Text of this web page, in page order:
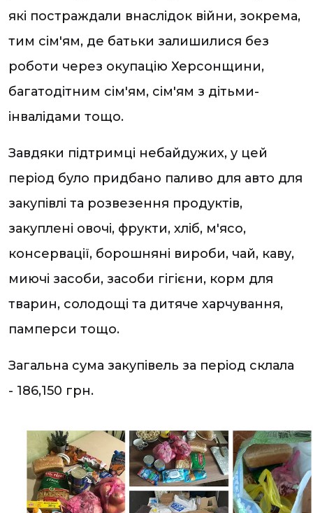
які постраждали внаслідок війни, зокрема,
тим сім'ям, де батьки залишилися без
роботи через окупацію Херсонщини,
багатодітним сім'ям, сім'ям з дітьми-
інвалідами тощо.
Завдяки підтримці небайдужих, у цей
період було придбано паливо для авто для
закупівлі та розвезення продуктів,
закуплені овочі, фрукти, хліб, м'ясо,
консервації, борошняні вироби, чай, каву,
миючі засоби, засоби гігієни, корм для
тварин, солодощі та дитяче харчування,
памперси тощо.
Загальна сума закупівель за період склала
- 186,150 грн.